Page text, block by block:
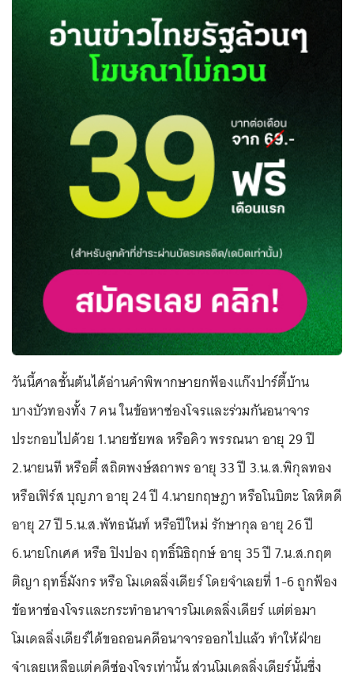
วันนี้ศาลชั้นต้นได้อ่านคำพิพากษายกฟ้องแก๊งปาร์ตี้บ้าน
บางบัวทองทั้ง 7 คน ในข้อหาซ่องโจรและร่วมกันอนาจาร
ประกอบไปด้วย 1.นายชัยพล หรือคิว พรรณนา อายุ 29 ปี
2.นายนที หรือตี๋ สถิตพงษ์สถาพร อายุ 33 ปี 3.น.ส.พิกุลทอง
หรือเฟิร์ส บุญภา อายุ 24 ปี 4.นายกฤษฎา หรือโนบิตะ โลหิตดี
อายุ 27 ปี 5.น.ส.พัทธนันท์ หรือปีใหม่ รักษากุล อายุ 26 ปี
6.นายโกเศศ หรือ ปิงปอง ฤทธิ์นิธิฤกษ์ อายุ 35 ปี 7.น.ส.กฤต
ติญา ฤทธิ์มังกร หรือ โมเดลลิ่งเดียร์ โดยจำเลยที่ 1-6 ถูกฟ้อง
ข้อหาซ่องโจรและกระทำอนาจารโมเดลลิ่งเดียร์ แต่ต่อมา
โมเดลลิ่งเดียร์ได้ขอถอนคดีอนาจารออกไปแล้ว ทำให้ฝ่าย
จำเลยเหลือแต่คดีซ่องโจรเท่านั้น ส่วนโมเดลลิ่งเดียร์นั้นซึ่ง